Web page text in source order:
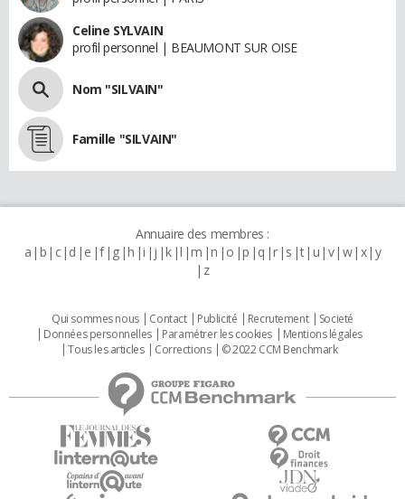
Celine SYLVAIN
profil personnel | BEAUMONT SUR OISE
Nom "SILVAIN"
Famille "SILVAIN"
Annuaire des membres :
a b c d e f g h i j k l m n o p q r s t u v w x y
z
Qui sommes nous Contact Publicité Recrutement
Societé
Données personnelles
Paramétrer les cookies
Mentions légales
Tous les articles
Corrections © 2022 CCM Benchmark